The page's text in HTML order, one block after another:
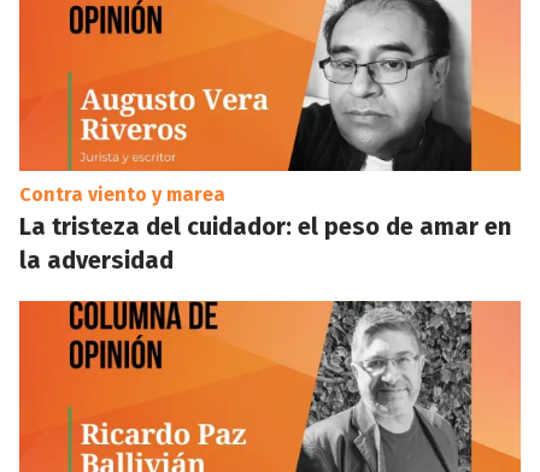
Contra viento y marea
La tristeza del cuidador: el peso de amar en
la adversidad